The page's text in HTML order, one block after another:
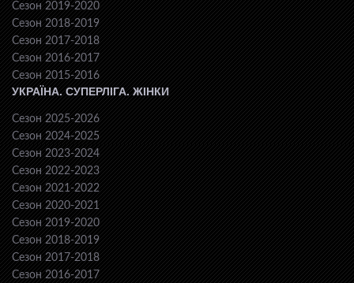
Сезон 2019-2020
Сезон 2018-2019
Сезон 2017-2018
Сезон 2016-2017
Сезон 2015-2016
УКРАЇНА. СУПЕРЛІГА. ЖІНКИ
Сезон 2025-2026
Сезон 2024-2025
Сезон 2023-2024
Сезон 2022-2023
Сезон 2021-2022
Сезон 2020-2021
Сезон 2019-2020
Сезон 2018-2019
Сезон 2017-2018
Сезон 2016-2017